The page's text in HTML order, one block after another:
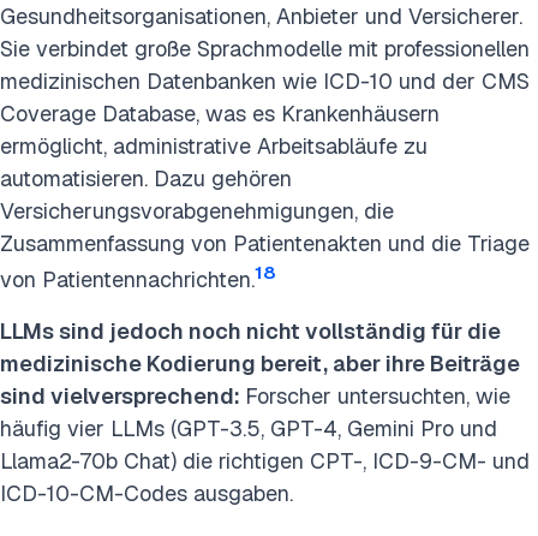
Gesundheitsorganisationen, Anbieter und Versicherer.
Sie verbindet große Sprachmodelle mit professionellen
medizinischen Datenbanken wie ICD-10 und der CMS
Coverage Database, was es Krankenhäusern
ermöglicht, administrative Arbeitsabläufe zu
automatisieren. Dazu gehören
Versicherungsvorabgenehmigungen, die
Zusammenfassung von Patientenakten und die Triage
von Patientennachrichten.18
LLMs sind jedoch noch nicht vollständig für die
medizinische Kodierung bereit, aber ihre Beiträge
sind vielversprechend: Forscher untersuchten, wie
häufig vier LLMs (GPT-3.5, GPT-4, Gemini Pro und
Llama2-70b Chat) die richtigen CPT-, ICD-9-CM- und
ICD-10-CM-Codes ausgaben.